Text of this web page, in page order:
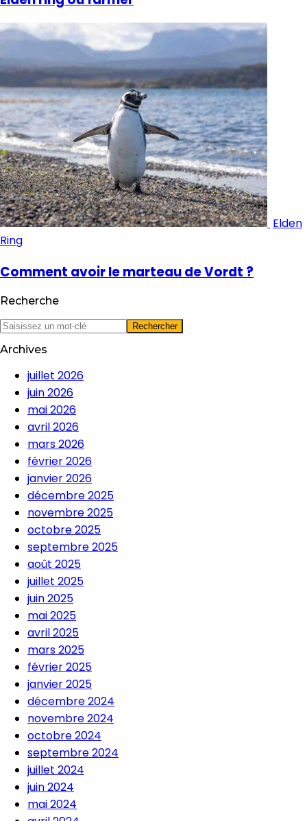
Elden
Ring
Comment avoir le marteau de Vordt ?
Recherche
Archives
juillet 2026
juin 2026
mai 2026
avril 2026
mars 2026
février 2026
janvier 2026
décembre 2025
novembre 2025
octobre 2025
septembre 2025
août 2025
juillet 2025
juin 2025
mai 2025
avril 2025
mars 2025
février 2025
janvier 2025
décembre 2024
novembre 2024
octobre 2024
septembre 2024
juillet 2024
juin 2024
mai 2024